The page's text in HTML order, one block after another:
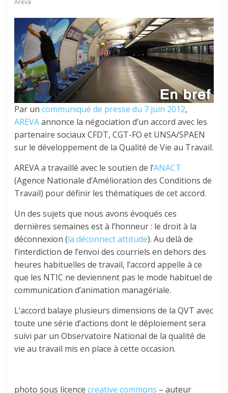
Areva
Par uncommuniqué de presse du 7 juin 2012,
AREVAannonce la négociation d’un accord avec les
partenaire sociaux CFDT, CGT-FO et UNSA/SPAEN
sur le développement de la Qualité de Vie au Travail.
AREVA a travaillé avec le soutien de l’ANACT
(Agence Nationale d’Amélioration des Conditions de
Travail) pour définir les thématiques de cet accord.
Un des sujets que nous avons évoqués ces
dernières semaines est à l’honneur : le droit à la
déconnexion (la déconnect attitude). Au delà de
l’interdiction de l’envoi des courriels en dehors des
heures habituelles de travail, l’accord appelle à ce
que les NTIC ne deviennent pas le mode habituel de
communication d’animation managériale.
L’accord balaye plusieurs dimensions de la QVT avec
toute une série d’actions dont le déploiement sera
suivi par un Observatoire National de la qualité de
vie au travail mis en place à cette occasion.
photo sous licencecreative commons – auteur